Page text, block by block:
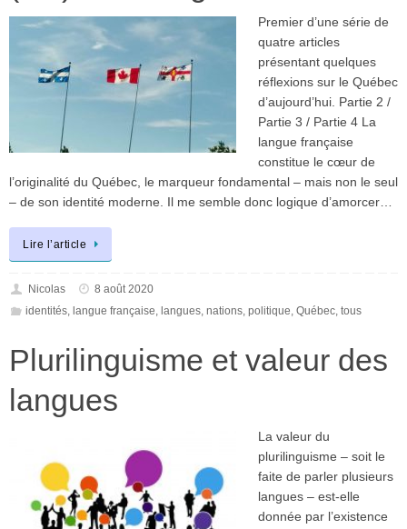
Premier d’une série de
quatre articles
présentant quelques
réflexions sur le Québec
d’aujourd’hui. Partie 2 /
Partie 3 / Partie 4 La
langue française
constitue le cœur de
l’originalité du Québec, le marqueur fondamental – mais non le seul
– de son identité moderne. Il me semble donc logique d’amorcer…
Lire l’article
Nicolas
8 août 2020
identités, langue française, langues, nations, politique, Québec, tous
Plurilinguisme et valeur des
langues
La valeur du
plurilinguisme – soit le
faite de parler plusieurs
langues – est-elle
donnée par l’existence